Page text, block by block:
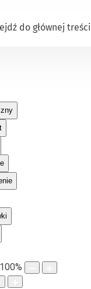
100%
do głównej treści